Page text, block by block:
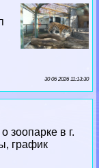
30 06 2026 11:13:30
зоопарке в г.
график